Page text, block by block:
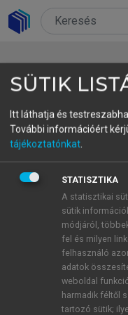
5.4.5. A
tanári és
A korpusz adatai
tanórák
hosszának
kommunikációs
24 jelenetében a
SÜTIK
Itt láthatja és
További információért
tájékoztatónkat.
STATISZTIKA
A statisztikai
sütik
módjáról,
fel és milyen
felhasználó
adatok
weboldal
harmadik féltől
tartozó sütik;